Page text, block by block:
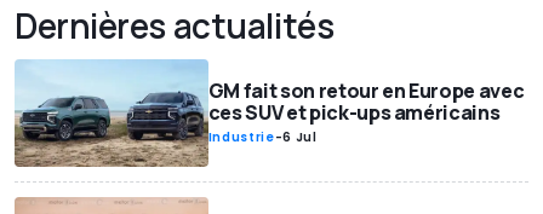
Dernières actualités
GM fait son retour en Europe avec
ces SUV et pick-ups américains
Industrie-6 Jul